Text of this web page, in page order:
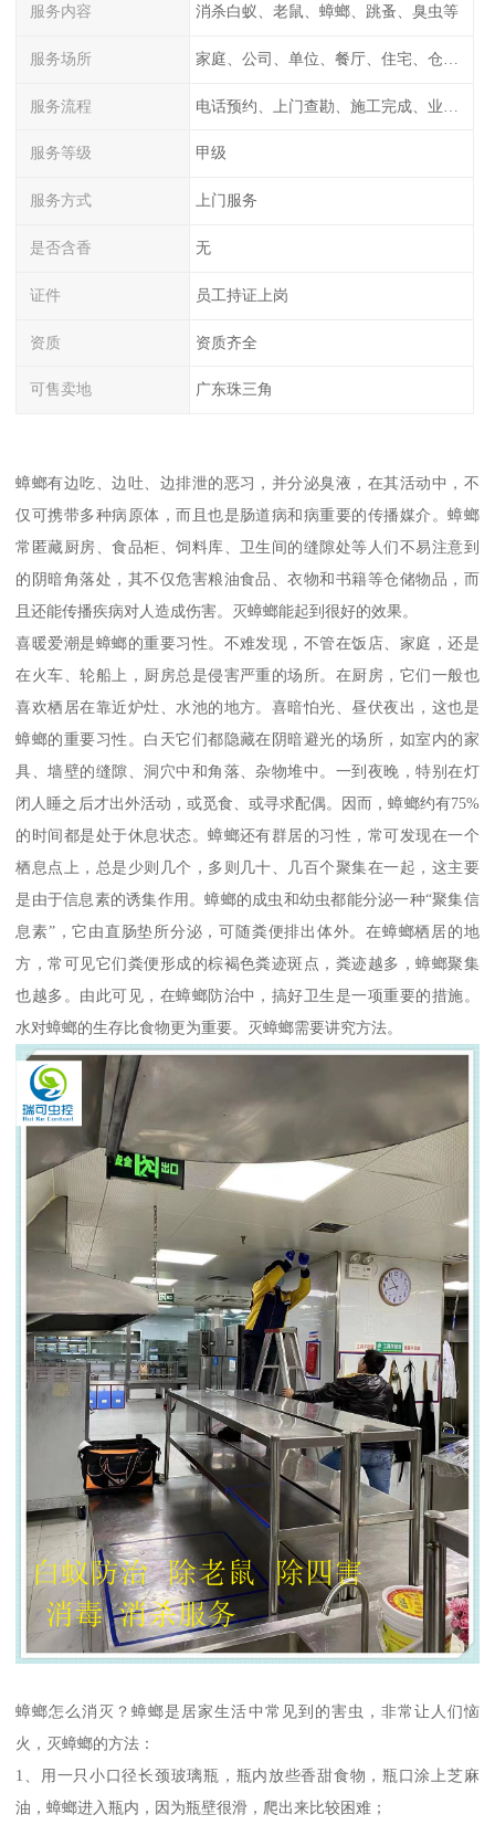
服务内容 消杀白蚁、老鼠、蟑螂、跳蚤、臭虫等
服务场所
服务流程
服务等级 甲级
服务方式 上门服务
是否含香 无
证件 员工持证上岗
资质 资质齐全
可售卖地 广东珠三角
蟑螂有边吃、边吐、边排泄的恶习，并分泌臭液，在其活动中，不
仅可携带多种病原体，而且也是肠道病和病重要的传播媒介。蟑螂
常匿藏厨房、食品柜、饲料库、卫生间的缝隙处等人们不易注意到
的阴暗角落处，其不仅危害粮油食品、衣物和书籍等仓储物品，而
且还能传播疾病对人造成伤害。灭蟑螂能起到很好的效果。
喜暖爱潮是蟑螂的重要习性。不难发现，不管在饭店、家庭，还是
在火车、轮船上，厨房总是侵害严重的场所。在厨房，它们一般也
喜欢栖居在靠近炉灶、水池的地方。喜暗怕光、昼伏夜出，这也是
蟑螂的重要习性。白天它们都隐藏在阴暗避光的场所，如室内的家
具、墙壁的缝隙、洞穴中和角落、杂物堆中。一到夜晚，特别在灯
闭人睡之后才出外活动，或觅食、或寻求配偶。因而，蟑螂约有75%
的时间都是处于休息状态。蟑螂还有群居的习性，常可发现在一个
栖息点上，总是少则几个，多则几十、几百个聚集在一起，这主要
是由于信息素的诱集作用。蟑螂的成虫和幼虫都能分泌一种“聚集信
息素”，它由直肠垫所分泌，可随粪便排出体外。在蟑螂栖居的地
方，常可见它们粪便形成的棕褐色粪迹斑点，粪迹越多，蟑螂聚集
也越多。由此可见，在蟑螂防治中，搞好卫生是一项重要的措施。
水对蟑螂的生存比食物更为重要。灭蟑螂需要讲究方法。
蟑螂怎么消灭？蟑螂是居家生活中常见到的害虫，非常让人们恼
火，灭蟑螂的方法：
1、用一只小口径长颈玻璃瓶，瓶内放些香甜食物，瓶口涂上芝麻
油，蟑螂进入瓶内，因为瓶壁很滑，爬出来比较困难；